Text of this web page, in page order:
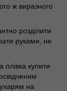
ж виразного
розділити
руками, не
плівка купити
на